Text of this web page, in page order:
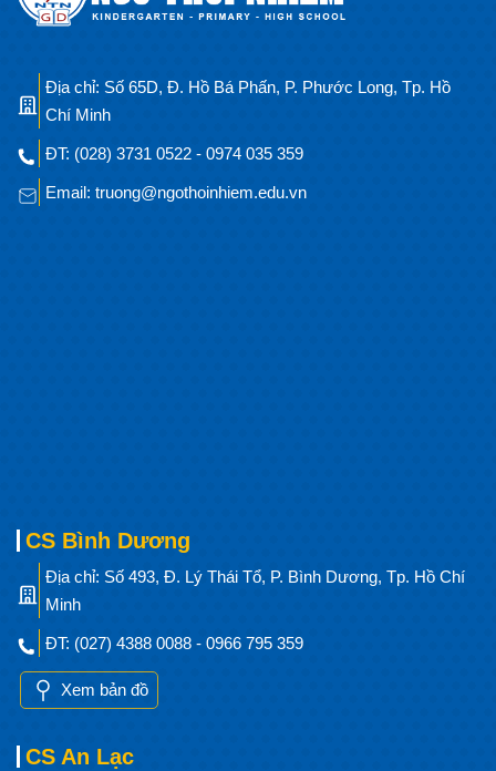
Địa chỉ: Số 65D, Đ. Hồ Bá Phấn, P. Phước Long, Tp. Hồ
Chí Minh
ĐT: (028) 3731 0522 - 0974 035 359
Email: truong@ngothoinhiem.edu.vn
CS Bình Dương
Địa chỉ: Số 493, Đ. Lý Thái Tổ, P. Bình Dương, Tp. Hồ Chí
Minh
ĐT: (027) 4388 0088 - 0966 795 359
Xem bản đồ
CS An Lạc